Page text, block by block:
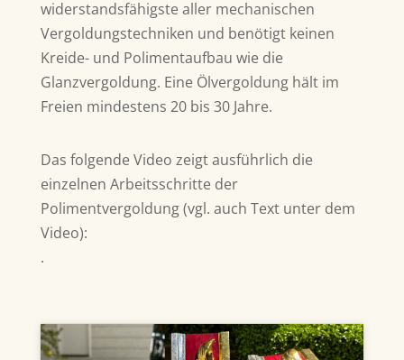
widerstandsfähigste aller mechanischen
Vergoldungstechniken und benötigt keinen
Kreide- und Polimentaufbau wie die
Glanzvergoldung. Eine Ölvergoldung hält im
Freien mindestens 20 bis 30 Jahre.
Das folgende Video zeigt ausführlich die
einzelnen Arbeitsschritte der
Polimentvergoldung (vgl. auch Text unter dem
Video):
.